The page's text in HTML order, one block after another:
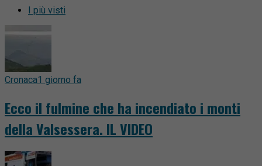
I più visti
Cronaca1 giorno fa
Ecco il fulmine che ha incendiato i monti
della Valsessera. IL VIDEO